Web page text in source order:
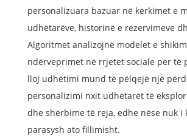
personalizuara bazuar në kërkimet e
udhëtarëve, historinë e rezervimeve
Algoritmet analizojnë modelet e
ndërveprimet në rrjetet sociale për të
lloj udhëtimi mund të pëlqejë një
personalizimi nxit udhëtarët të
dhe shërbime të reja, edhe nëse nuk i
parasysh ato fillimisht.